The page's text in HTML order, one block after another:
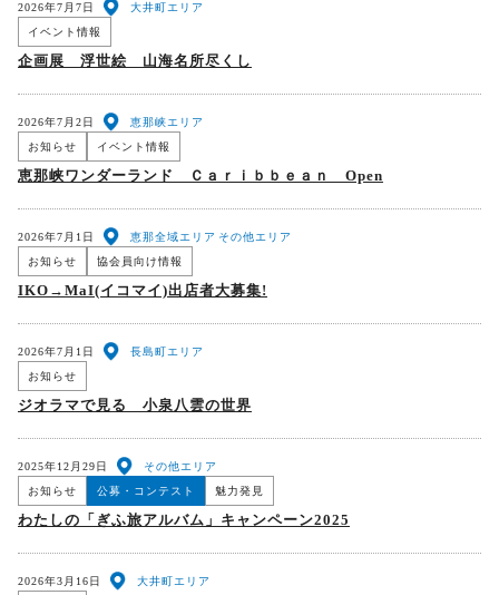
企画展 浮世絵 山海名所尽くし
イベント情報
2026年7月7日 大井町エリア
恵那峡ワンダーランド Ｃａｒｉｂｂｅａｎ Open
お知らせ イベント情報
2026年7月2日 恵那峡エリア
IKO→MaI(イコマイ)出店者大募集!
お知らせ 協会員向け情報
2026年7月1日 恵那全域エリア その他エリア
ジオラマで見る 小泉八雲の世界
お知らせ
2026年7月1日 長島町エリア
わたしの「ぎふ旅アルバム」キャンペーン2025
お知らせ 公募・コンテスト 魅力発見
2025年12月29日 その他エリア
2026年3月16日 大井町エリア